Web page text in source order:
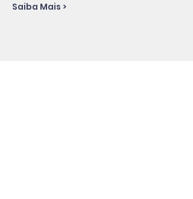
Saiba Mais >